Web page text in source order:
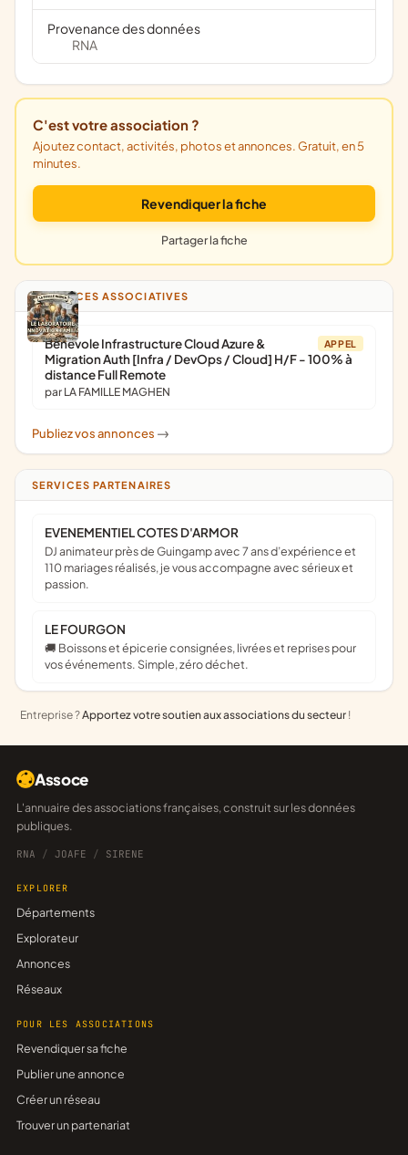
Provenance des données
RNA
C'est votre association ?
Ajoutez contact, activités, photos et annonces. Gratuit, en 5
minutes.
Revendiquer la fiche
Partager la fiche
ANNONCES ASSOCIATIVES
APPEL
Bénévole Infrastructure Cloud Azure &
Migration Auth [Infra / DevOps / Cloud] H/F - 100% à
distance Full Remote
par LA FAMILLE MAGHEN
Publiez vos annonces ->
SERVICES PARTENAIRES
EVENEMENTIEL COTES D'ARMOR
DJ animateur près de Guingamp avec 7 ans d’expérience et
110 mariages réalisés, je vous accompagne avec sérieux et
passion.
LE FOURGON
🚚 Boissons et épicerie consignées, livrées et reprises pour
vos événements. Simple, zéro déchet.
Entreprise ?Apportez votre soutien aux associations du secteur !
Assoce
L'annuaire des associations françaises, construit sur les données
publiques.
RNA / JOAFE / SIRENE
EXPLORER
Départements
Explorateur
Annonces
Réseaux
POUR LES ASSOCIATIONS
Revendiquer sa fiche
Publier une annonce
Créer un réseau
Trouver un partenariat